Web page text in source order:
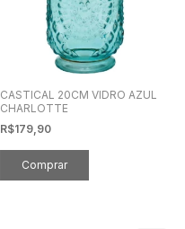
CASTICAL 20CM VIDRO AZUL
CHARLOTTE
R$179,90